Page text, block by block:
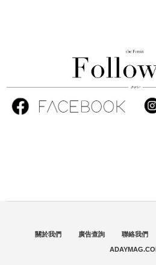
關於我們 廣告查詢 聯絡我們